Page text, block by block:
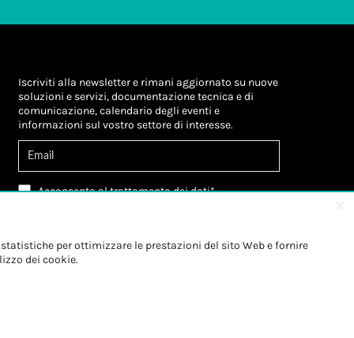
Iscriviti alla newsletter e rimani aggiornato su nuove
soluzioni e servizi, documentazione tecnica e di
comunicazione, calendario degli eventi e
informazioni sul vostro settore di interesse.
Acconsento altrattamento dei dati*
miei dati personali a fini dimarketing*
per ottimizzare le prestazioni del sito Web e fornire
dei cookie.